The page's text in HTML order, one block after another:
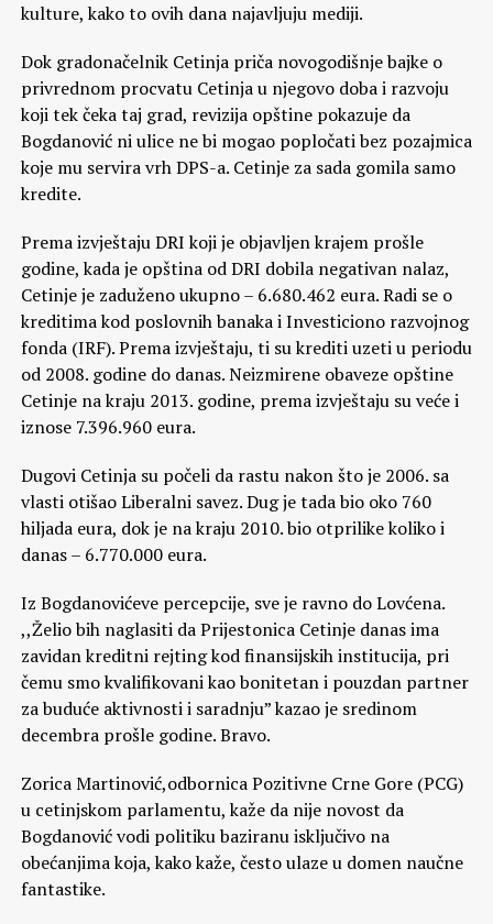
kulture, kako to ovih dana najavljuju mediji.
Dok gradonačelnik Cetinja priča novogodišnje bajke o
privrednom procvatu Cetinja u njegovo doba i razvoju
koji tek čeka taj grad, revizija opštine pokazuje da
Bogdanović ni ulice ne bi mogao popločati bez pozajmica
koje mu servira vrh DPS-a. Cetinje za sada gomila samo
kredite.
Prema izvještaju DRI koji je objavljen krajem prošle
godine, kada je opština od DRI dobila negativan nalaz,
Cetinje je zaduženo ukupno – 6.680.462 eura. Radi se o
kreditima kod poslovnih banaka i Investiciono razvojnog
fonda (IRF). Prema izvještaju, ti su krediti uzeti u periodu
od 2008. godine do danas. Neizmirene obaveze opštine
Cetinje na kraju 2013. godine, prema izvještaju su veće i
iznose 7.396.960 eura.
Dugovi Cetinja su počeli da rastu nakon što je 2006. sa
vlasti otišao Liberalni savez. Dug je tada bio oko 760
hiljada eura, dok je na kraju 2010. bio otprilike koliko i
danas – 6.770.000 eura.
Iz Bogdanovićeve percepcije, sve je ravno do Lovćena.
,,Želio bih naglasiti da Prijestonica Cetinje danas ima
zavidan kreditni rejting kod finansijskih institucija, pri
čemu smo kvalifikovani kao bonitetan i pouzdan partner
za buduće aktivnosti i saradnju” kazao je sredinom
decembra prošle godine. Bravo.
Zorica Martinović,odbornica Pozitivne Crne Gore (PCG)
u cetinjskom parlamentu, kaže da nije novost da
Bogdanović vodi politiku baziranu isključivo na
obećanjima koja, kako kaže, često ulaze u domen naučne
fantastike.